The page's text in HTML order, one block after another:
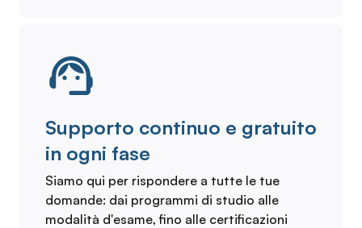
Supporto continuo e gratuito
in ogni fase
Siamo qui per rispondere a tutte le tue
domande: dai programmi di studio alle
modalità d'esame, fino alle certificazioni